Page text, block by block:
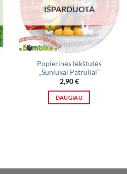
IŠPARDUOTA
Popierinės lėkštutės
„Šuniukai Patruliai”
2,90€
DAUGIAU